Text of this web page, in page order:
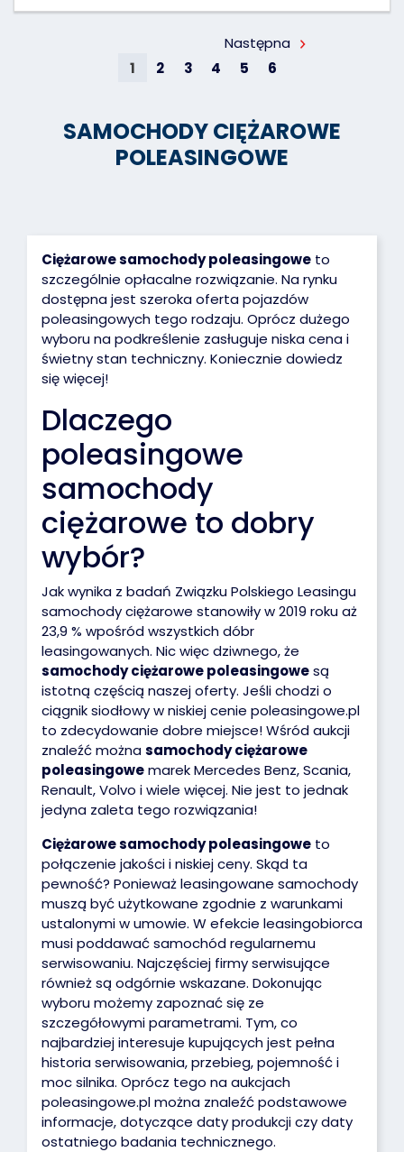
1 2 3 4 5 6
Następna
SAMOCHODY CIĘŻAROWE
POLEASINGOWE
Ciężarowe samochody poleasingowe to
szczególnie opłacalne rozwiązanie. Na rynku
dostępna jest szeroka oferta pojazdów
poleasingowych tego rodzaju. Oprócz dużego
wyboru na podkreślenie zasługuje niska cena i
świetny stan techniczny. Koniecznie dowiedz
się więcej!
Dlaczego
poleasingowe
samochody
ciężarowe to dobry
wybór?
Jak wynika z badań Związku Polskiego Leasingu
samochody ciężarowe stanowiły w 2019 roku aż
23,9 % wpośród wszystkich dóbr
leasingowanych. Nic więc dziwnego, że
samochody ciężarowe poleasingowesą
istotną częścią naszej oferty. Jeśli chodzi o
ciągnik siodłowy w niskiej cenie poleasingowe.pl
to zdecydowanie dobre miejsce! Wśród aukcji
znaleźć możnasamochody ciężarowe
poleasingowemarek Mercedes Benz, Scania,
Renault, Volvo i wiele więcej. Nie jest to jednak
jedyna zaleta tego rozwiązania!
Ciężarowe samochody poleasingowe to
połączenie jakości i niskiej ceny. Skąd ta
pewność? Ponieważ leasingowane samochody
muszą być użytkowane zgodnie z warunkami
ustalonymi w umowie. W efekcie leasingobiorca
musi poddawać samochód regularnemu
serwisowaniu. Najczęściej firmy serwisujące
również są odgórnie wskazane. Dokonując
wyboru możemy zapoznać się ze
szczegółowymi parametrami. Tym, co
najbardziej interesuje kupujących jest pełna
historia serwisowania, przebieg, pojemność i
moc silnika. Oprócz tego na aukcjach
poleasingowe.pl można znaleźć podstawowe
informacje, dotyczące daty produkcji czy daty
ostatniego badania technicznego.